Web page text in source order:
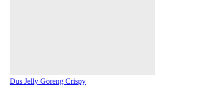
Dus Jelly Goreng Crispy